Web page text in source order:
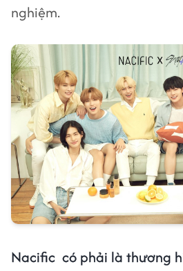
nghiệm.
Nacific có phải là thương